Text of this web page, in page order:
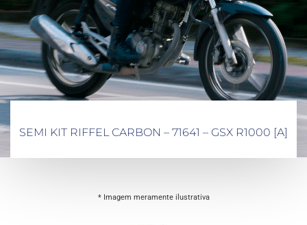
SEMI KIT RIFFEL CARBON – 71641 – GSX R1000 [A]
* Imagem meramente ilustrativa